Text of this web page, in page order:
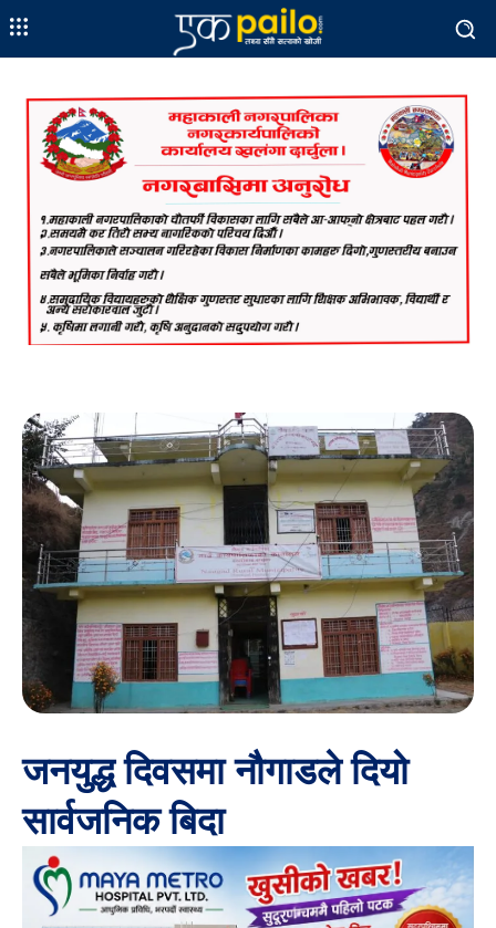
जनयुद्ध दिवसमा नौगाडले दियो
सार्वजनिक बिदा